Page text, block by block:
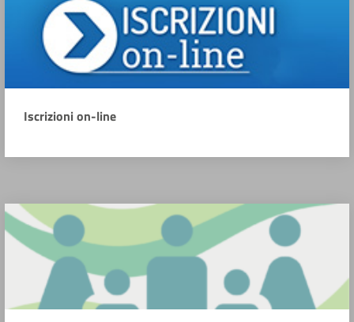
Iscrizioni on-line